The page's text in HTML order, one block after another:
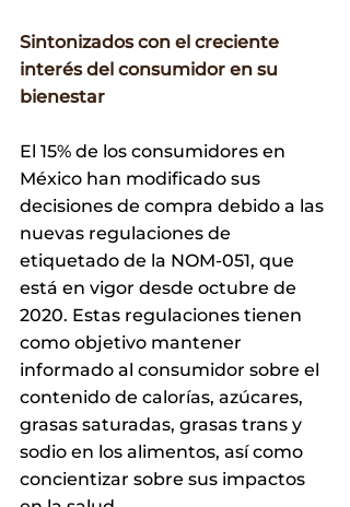
Sintonizados con el creciente
interés del consumidor en su
bienestar
El 15% de los consumidores en
México han modificado sus
decisiones de compra debido a las
nuevas regulaciones de
etiquetado de la NOM-051, que
está en vigor desde octubre de
2020. Estas regulaciones tienen
como objetivo mantener
informado al consumidor sobre el
contenido de calorías, azúcares,
grasas saturadas, grasas trans y
sodio en los alimentos, así como
concientizar sobre sus impactos